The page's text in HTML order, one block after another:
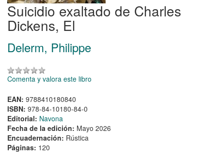
Suicidio exaltado de Charles
Dickens, El
Delerm, Philippe
Comenta y valora este libro
EAN: 9788410180840
ISBN: 978-84-10180-84-0
Editorial: Navona
Fecha de la edición: Mayo 2026
Encuadernación: Rústica
Páginas: 120